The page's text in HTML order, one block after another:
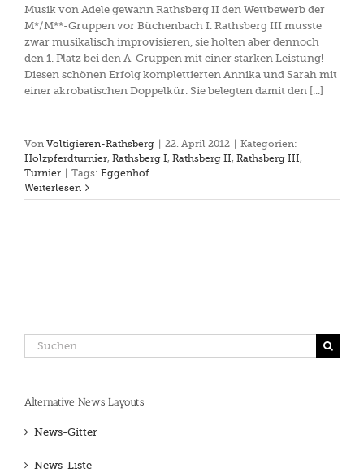
Musik von Adele gewann Rathsberg II den Wettbewerb der
M*/M**-Gruppen vor Büchenbach I. Rathsberg III musste
zwar musikalisch improvisieren, sie holten aber dennoch
den 1. Platz bei den A-Gruppen mit einer starken Leistung!
Diesen schönen Erfolg komplettierten Annika und Sarah mit
einer akrobatischen Doppelkür. Sie belegten damit den [...]
Von Voltigieren-Rathsberg 22. April 2012
Kategorien:
Holzpferdturnier, Rathsberg I, Rathsberg II, Rathsberg III,
Turnier
Tags: Eggenhof
Weiterlesen
Suche
nach:
Alternative News Layouts
News-Gitter
News-Liste